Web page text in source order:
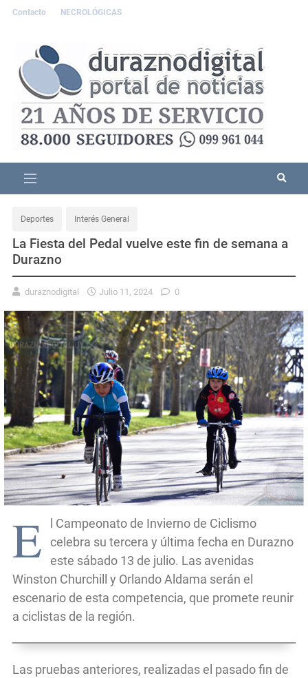
Contacto NECROLÓGICAS
Deportes Interés General
La Fiesta del Pedal vuelve este fin de semana a
Durazno
duraznodigital Julio 11, 2024 0
E
l Campeonato de Invierno de Ciclismo
celebra su tercera y última fecha en Durazno
este sábado 13 de julio. Las avenidas
Winston Churchill y Orlando Aldama serán el
escenario de esta competencia, que promete reunir
a ciclistas de la región.
Las pruebas anteriores, realizadas el pasado fin de